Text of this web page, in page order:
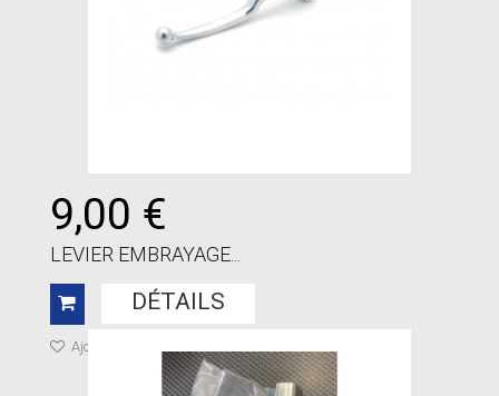
9,00 €
LEVIER EMBRAYAGE...
DÉTAILS
Ajouter à ma liste de cadeaux